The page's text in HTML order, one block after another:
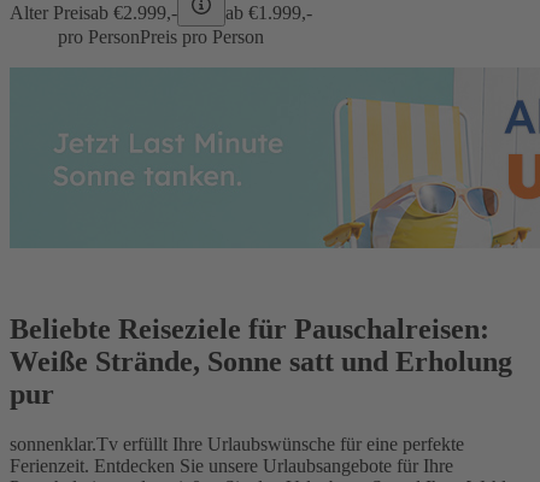
Alter Preisab €2.999,- ab €1.999,-
pro PersonPreis pro Person
Beliebte Reiseziele für Pauschalreisen:
Weiße Strände, Sonne satt und Erholung
pur
sonnenklar.Tv erfüllt Ihre Urlaubswünsche für eine perfekte
Ferienzeit. Entdecken Sie unsere Urlaubsangebote für Ihre